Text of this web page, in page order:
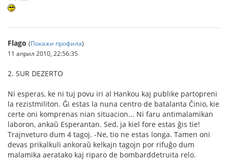
Flago (Покажи профила)
11 април 2010, 22:56:35
2. SUR DEZERTO
Ni esperas, ke ni tuj povu iri al Hankou kaj publike partopreni
la rezistmiliton. Ĝi estas la nuna centro de batalanta Ĉinio, kie
certe oni komprenas nian situacion... Ni faru antimalamikan
laboron, ankaŭ Esperantan. Sed, ja kiel fore estas ĝis tie!
Trajnveturo dum 4 tagoj. -Ne, tio ne estas longa. Tamen oni
devas prikalkuli ankoraŭ kelkajn tagojn por rifuĝo dum
malamika aeratako kaj riparo de bombarddetruita relo.